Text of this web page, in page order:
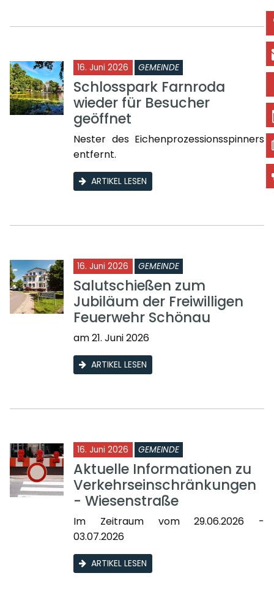
16. Juni 2026 GEMEINDE
Schlosspark Farnroda
wieder für Besucher
geöffnet
Nester des Eichenprozessionsspinners
entfernt.
ARTIKEL LESEN
16. Juni 2026 GEMEINDE
Salutschießen zum
Jubiläum der Freiwilligen
Feuerwehr Schönau
am 21. Juni 2026
ARTIKEL LESEN
16. Juni 2026 GEMEINDE
Aktuelle Informationen zu
Verkehrseinschränkungen
- Wiesenstraße
Im Zeitraum vom 29.06.2026 -
03.07.2026
ARTIKEL LESEN